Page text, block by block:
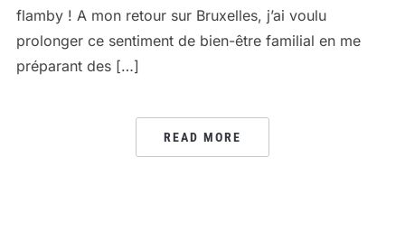
flamby ! A mon retour sur Bruxelles, j’ai voulu
prolonger ce sentiment de bien-être familial en me
préparant des […]
READ MORE